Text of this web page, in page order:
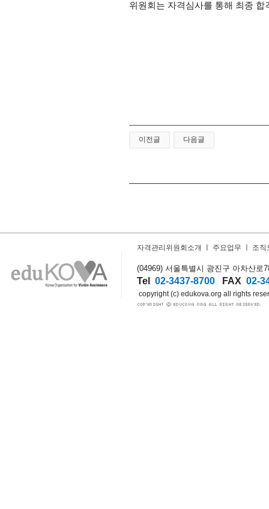
위원회는 자격심사를 통해 최종
이전글 다음글
자격관리위원회소개 주요업무 조직
(04969) 서울특별시 광진구 아차산로
Tel 02-3437-8700 FAX 02-
copyright (c) edukova.org all rights